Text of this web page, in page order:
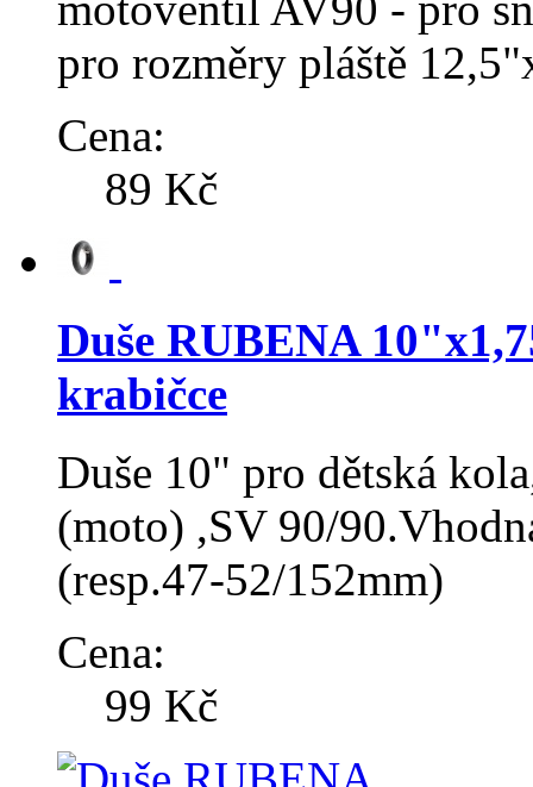
pro rozměry pláště
Cena:
89 Kč
Duše RUBENA
krabičce
Duše 10" pro dětská
(moto) ,SV 90/
(resp.47-52/152mm)
Cena:
99 Kč